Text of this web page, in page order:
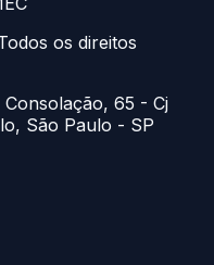
os direitos
Consolação, 65 - Cj
São Paulo - SP